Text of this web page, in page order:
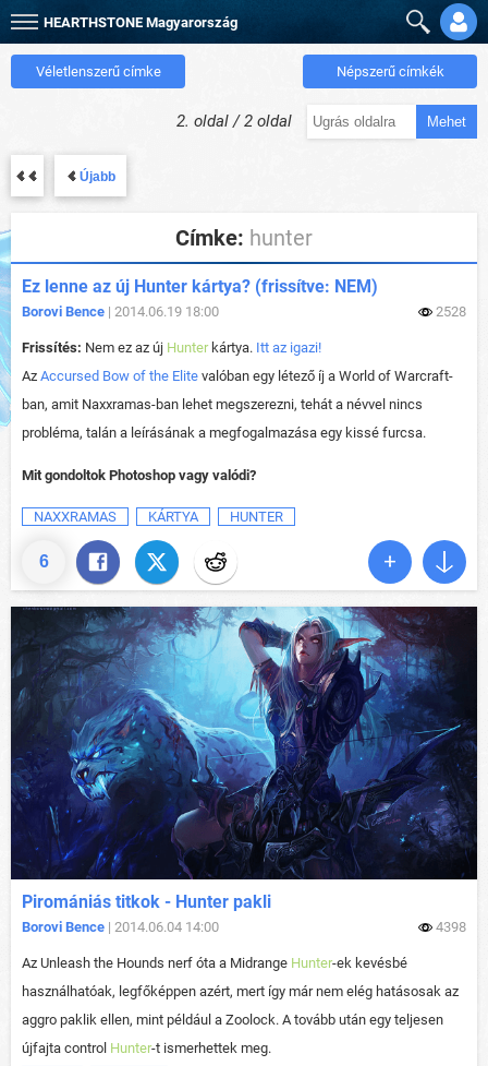
HEARTHSTONE Magyarország
Véletlenszerű címke Népszerű címkék
2. oldal / 2 oldal Mehet
Újabb
Címke: hunter
6
Ez lenne az új Hunter kártya? (frissítve: NEM)
Borovi Bence | 2014.06.19 18:00 2528
Frissítés: Nem ez az új Hunterkártya. Itt az igazi!
Az Accursed Bow of the Elite valóban egy létező íj a World of Warcraft-
ban, amit Naxxramas-ban lehet megszerezni, tehát a névvel nincs
probléma, talán a leírásának a megfogalmazása egy kissé furcsa.
Mit gondoltok Photoshop vagy valódi?
NAXXRAMAS KÁRTYA HUNTER
Piromániás titkok - Hunter pakli
Borovi Bence | 2014.06.04 14:00 4398
Az Unleash the Hounds nerf óta a Midrange Hunter-ek kevésbé
használhatóak, legfőképpen azért, mert így már nem elég hatásosak az
aggro paklik ellen, mint például a Zoolock. A tovább után egy teljesen
újfajta control Hunter-t ismerhettek meg.